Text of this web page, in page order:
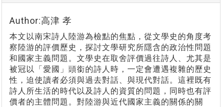
Author:高津 孝
本文以南宋詩人陸游為檢點的焦點，從文學史的角度考
察陸游的評價歷史，探討文學研究所隱含的政治性問題
和國家主義問題。文學史在取舍評價過往詩人、尤其是
被冠以「愛國」頭銜的詩人時，一定會遭遇複雜的歷史
性，迫使讀者必須與過去對話、與現代對話。這裡既有
詩人所生活的時代以及詩人的資質的問題，同時也有評
價者的主體問題。對陸游與近代國家主義的關係的關